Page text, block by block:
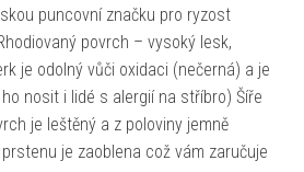
puncovní značku pro ryzost
povrch – vysoký lesk,
je odolný vůči oxidaci (nečerná) a je
nosit i lidé s alergií na stříbro) Šíře
je leštěný a z poloviny jemně
je zaoblena což vám zaručuje